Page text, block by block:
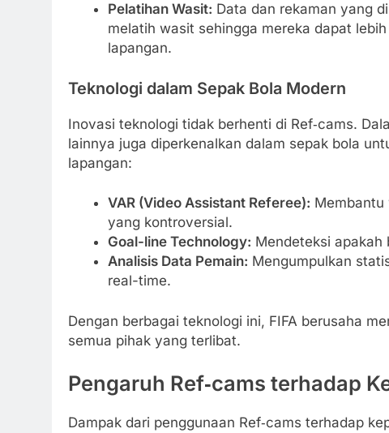
Pelatihan Wasit: Data dan rekaman yang
melatih wasit sehingga mereka dapat
lapangan.
Teknologi dalam Sepak Bola Modern
Inovasi teknologi tidak berhenti di Ref‑cams.
lainnya juga diperkenalkan dalam sepak bola
lapangan:
VAR (Video Assistant Referee): Membantu
yang kontroversial.
Goal-line Technology: Mendeteksi
Analisis Data Pemain: Mengumpulkan
real-time.
Dengan berbagai teknologi ini, FIFA berusaha
semua pihak yang terlibat.
Pengaruh Ref‑cams terhadap
Dampak dari penggunaan Ref‑cams terhadap